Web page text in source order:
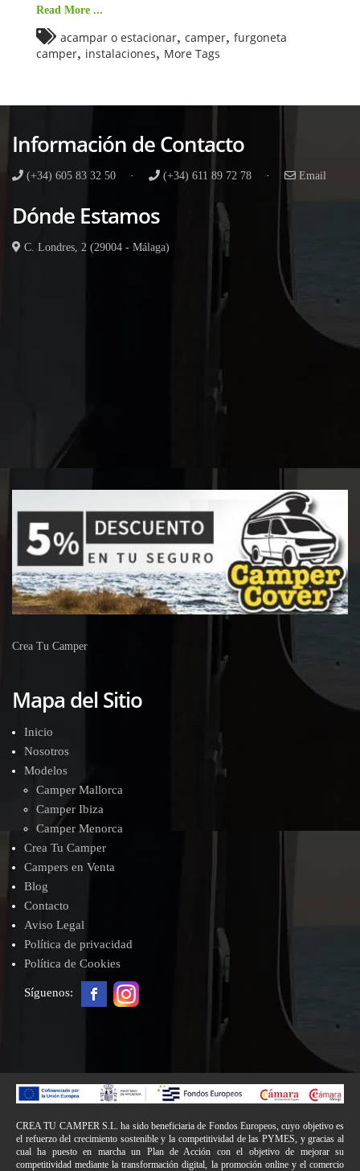
Read More ...
acampar o estacionar camper furgoneta
camper instalaciones More Tags
Información de Contacto
(+34) 605 83 32 50 · (+34) 611 89 72 78 · Email
Dónde Estamos
C. Londres, 2 (29004 - Málaga)
Crea Tu Camper
Mapa del Sitio
Inicio
Nosotros
Modelos
Camper Mallorca
Camper Ibiza
Camper Menorca
Crea Tu Camper
Campers en Venta
Blog
Contacto
Aviso Legal
Política de privacidad
Política de Cookies
Síguenos:
CREA TU CAMPER S.L. ha sido beneficiaria de Fondos Europeos, cuyo objetivo es
el refuerzo del crecimiento sostenible y la competitividad de las PYMES, y gracias al
cual ha puesto en marcha un Plan de Acción con el objetivo de mejorar su
competitividad mediante la transformación digital, la promoción online y el comercio